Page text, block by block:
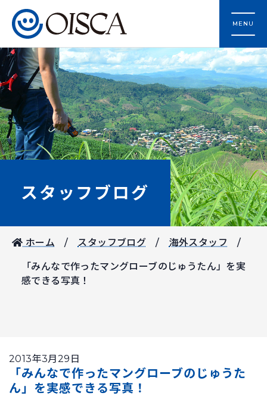
MENU
スタッフブログ
ホーム スタッフブログ 海外スタッフ
「みんなで作ったマングローブのじゅうたん」を実
感できる写真！
2013年3月29日
「みんなで作ったマングローブのじゅうた
ん」を実感できる写真！